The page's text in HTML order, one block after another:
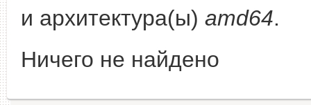
и архитектура(ы) amd64.
Ничего не найдено